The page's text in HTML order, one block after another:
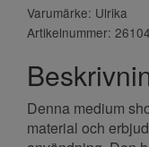
Varumärke: Ulrika
Artikelnummer:
Denna medium
material och